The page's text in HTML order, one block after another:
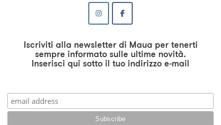
Iscriviti alla newsletter di Maua per tenerti
sempre informato sulle ultime novità.
Inserisci qui sotto il tuo indirizzo e-mail